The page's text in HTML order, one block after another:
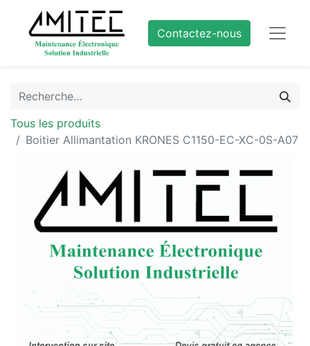
Contactez-nous
Tous les produits
Boitier Allimantation KRONES C1150-EC-XC-0S-A07